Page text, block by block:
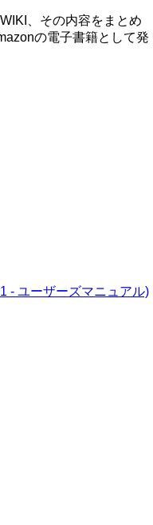
、その内容をまとめ
の電子書籍として発
- ユーザーズマニュアル)